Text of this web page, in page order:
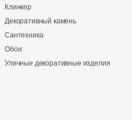
Клинкер
Декоративный камень
Сантехника
Обои
Уличные декоративные изделия